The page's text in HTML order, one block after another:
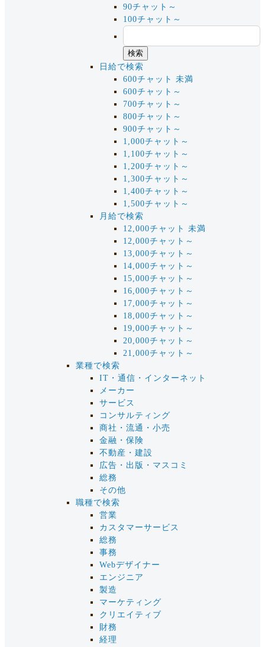
90チャット～
100チャット～
日給で検索
600チャット 未満
600チャット～
700チャット～
800チャット～
900チャット～
1,000チャット～
1,100チャット～
1,200チャット～
1,300チャット～
1,400チャット～
1,500チャット～
月給で検索
12,000チャット 未満
12,000チャット～
13,000チャット～
14,000チャット～
15,000チャット～
16,000チャット～
17,000チャット～
18,000チャット～
19,000チャット～
20,000チャット～
21,000チャット～
業種で検索
IT・通信・インターネット
メーカー
サービス
コンサルティング
商社・流通・小売
金融・保険
不動産・建設
広告・出版・マスコミ
総務
その他
職種で検索
営業
カスタマーサービス
総務
事務
Webデザイナー
エンジニア
製造
マーケティング
クリエイティブ
財務
経理